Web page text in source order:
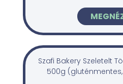
Szafi Bakery Szeletelt
500g